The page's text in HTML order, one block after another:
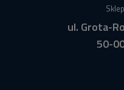
ul. Grota-
50-